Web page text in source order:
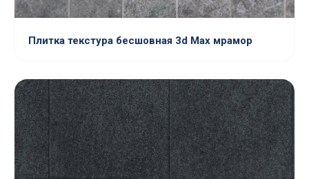
Плитка текстура бесшовная 3d Max мрамор